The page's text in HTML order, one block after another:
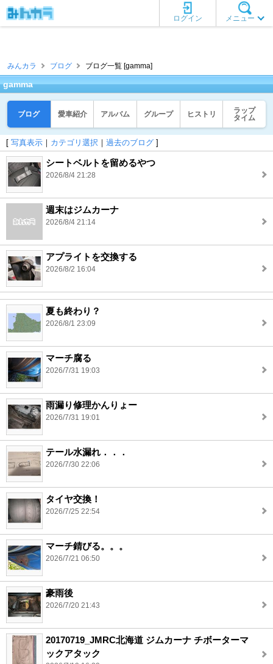
メニュー
ログイン
みんカラ ブログ ブログ一覧 [gamma]
gamma
ブログ 愛車紹介 アルバム グループ ヒストリ
ラップ
タイム
[ 写真表示 ｜ カテゴリ選択 ｜ 過去のブログ ]
シートベルトを留めるやつ
2026/8/4 21:28
週末はジムカーナ
2026/8/4 21:14
アプライトを交換する
2026/8/2 16:04
夏も終わり？
2026/8/1 23:09
マーチ腐る
2026/7/31 19:03
雨漏り修理かんりょー
2026/7/31 19:01
テール水漏れ．．．
2026/7/30 22:06
タイヤ交換！
2026/7/25 22:54
マーチ錆びる。。。
2026/7/21 06:50
豪雨後
2026/7/20 21:43
20170719_JMRC北海道 ジムカーナ チボーターマ
ックアタック